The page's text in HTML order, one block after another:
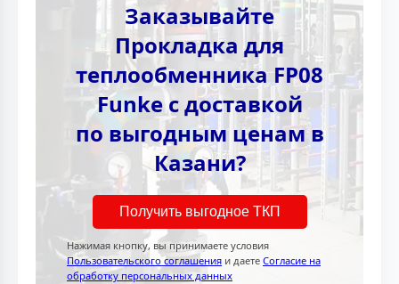
Заказывайте
Прокладка для
теплообменника FP08
Funke с доставкой
по выгодным ценам в
Казани?
Получить выгодное ТКП
Нажимая кнопку, вы принимаете условия
Пользовательского соглашения и даете Согласие на
обработку персональных данных